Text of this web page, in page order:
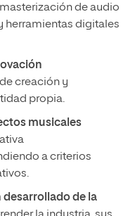
de audio
herramientas digitales
creación y
propia.
musicales
a criterios
desarrollado de la